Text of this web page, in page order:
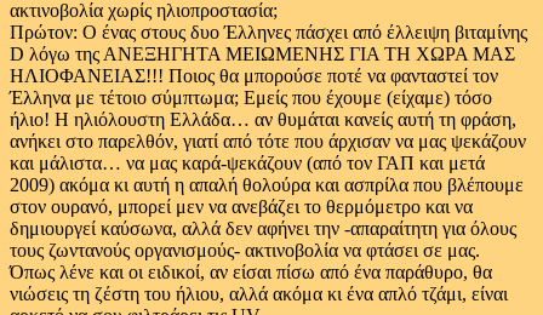
ακτινοβολία χωρίς ηλιοπροστασία;
Πρώτον: Ο ένας στους δυο Έλληνες πάσχει από έλλειψη βιταμίνης
D λόγω της ΑΝΕΞΗΓΗΤΑ ΜΕΙΩΜΕΝΗΣ ΓΙΑ ΤΗ ΧΩΡΑ ΜΑΣ
ΗΛΙΟΦΑΝΕΙΑΣ!!! Ποιος θα μπορούσε ποτέ να φανταστεί τον
Έλληνα με τέτοιο σύμπτωμα; Εμείς που έχουμε (είχαμε) τόσο
ήλιο! Η ηλιόλουστη Ελλάδα… αν θυμάται κανείς αυτή τη φράση,
ανήκει στο παρελθόν, γιατί από τότε που άρχισαν να μας ψεκάζουν
και μάλιστα… να μας καρά-ψεκάζουν (από τον ΓΑΠ και μετά
2009) ακόμα κι αυτή η απαλή θολούρα και ασπρίλα που βλέπουμε
στον ουρανό, μπορεί μεν να ανεβάζει το θερμόμετρο και να
δημιουργεί καύσωνα, αλλά δεν αφήνει την -απαραίτητη για όλους
τους ζωντανούς οργανισμούς- ακτινοβολία να φτάσει σε μας.
Όπως λένε και οι ειδικοί, αν είσαι πίσω από ένα παράθυρο, θα
νιώσεις τη ζέστη του ήλιου, αλλά ακόμα κι ένα απλό τζάμι, είναι